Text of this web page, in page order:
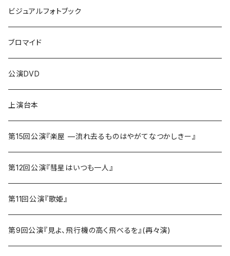
ビジュアルフォトブック
ブロマイド
公演DVD
上演台本
第15回公演『楽屋 —流れ去るものはやがてなつかしきー』
第12回公演『彗星はいつも一人』
第11回公演『歌姫』
第9回公演『見よ、飛行機の高く飛べるを』(再々演)